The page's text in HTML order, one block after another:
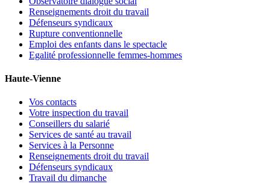
Renseignements droit du travail
Défenseurs syndicaux
Rupture conventionnelle
Emploi des enfants dans le spectacle
Egalité professionnelle femmes-hommes
Haute-Vienne
Vos contacts
Votre inspection du travail
Conseillers du salarié
Services de santé au travail
Services à la Personne
Renseignements droit du travail
Défenseurs syndicaux
Travail du dimanche